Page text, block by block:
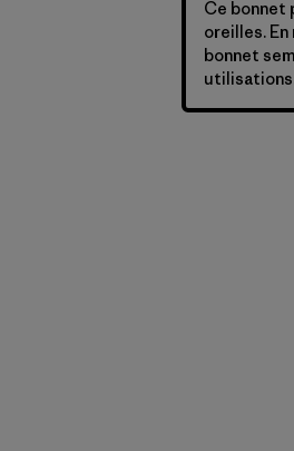
Ce bonnet
oreilles.
bonnet